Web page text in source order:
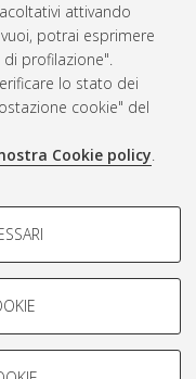
attivando
potrai esprimere
profilazione".
lo stato dei
cookie" del
Cookie policy.
le caratteristiche della
al loro comportamento